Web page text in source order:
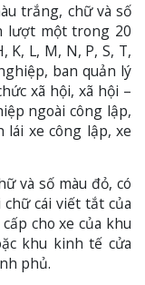
trắng, chữ và số
lượt một trong 20
K, L, M, N, P, S, T,
ban quản lý
xã hội, xã hội –
ngoài công lập,
lái xe công lập, xe
và số màu đỏ, có
cái viết tắt của
cho xe của khu
khu kinh tế cửa
phủ.